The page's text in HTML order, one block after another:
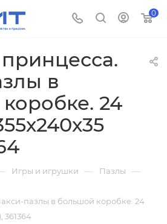
0
в
24
Игры и игрушки — Пазлы —
пазлы в большой коробке. 24
361364